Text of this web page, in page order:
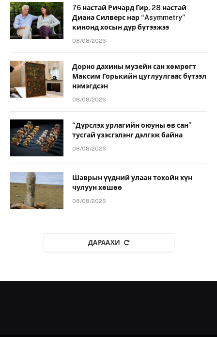
76 настай Ричард Гир, 28 настай
Диана Силверс нар “Asymmetry”
кинонд хосын дүр бүтээжээ
08/08/2026
Дорно дахины музейн сан хөмрөгт
Максим Горькийн цуглуулгаас бүтээл
нэмэгдсэн
08/08/2026
“Дүрслэх урлагийн оюуны өв сан”
тусгай үзэсгэлэнг дэлгэж байна
08/08/2026
Шаврын үүдний улаан тохойн хүн
чулуун хөшөө
08/08/2026
ДАРААХИ